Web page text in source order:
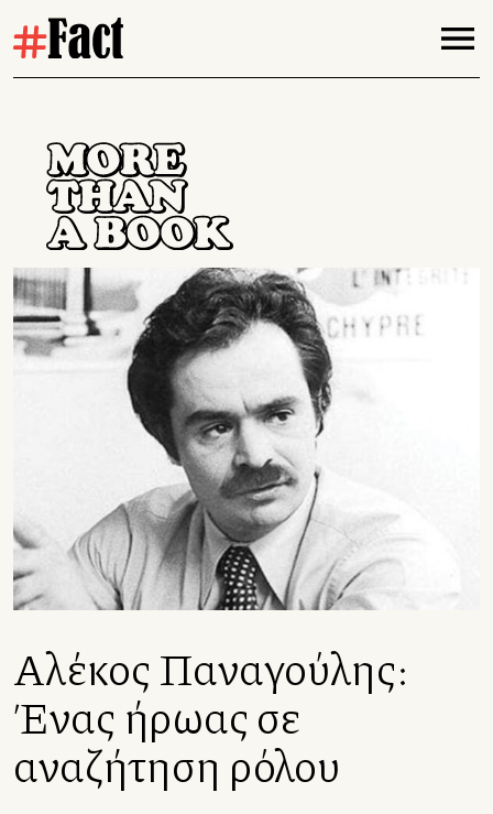
Αλέκος Παναγούλης:
Ένας ήρωας σε
αναζήτηση ρόλου